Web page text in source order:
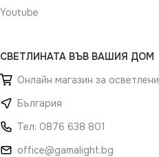
Youtube
СВЕТЛИНАТА ВЪВ ВАШИЯ ДОМ
Онлайн магазин за
България
Тел: 0876 638 801
office@gamalight.bg